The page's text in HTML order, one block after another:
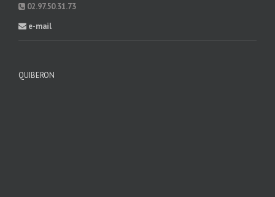
02.97.50.31.73
e-mail
QUIBERON